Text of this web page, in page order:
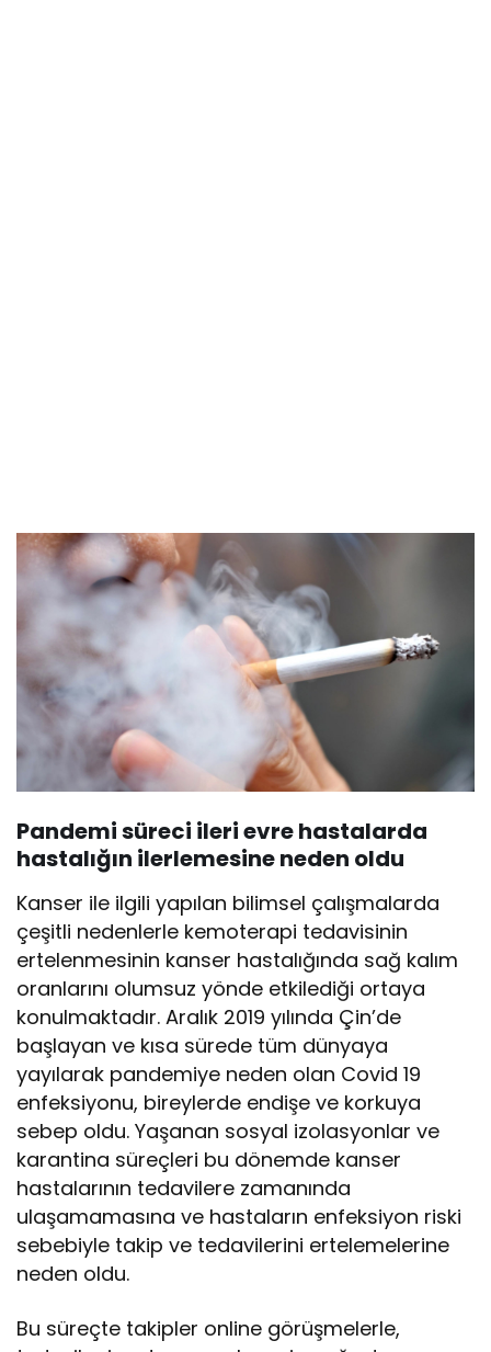
Pandemi süreci ileri evre hastalarda
hastalığın ilerlemesine neden oldu
Kanser ile ilgili yapılan bilimsel çalışmalarda
çeşitli nedenlerle kemoterapi tedavisinin
ertelenmesinin kanser hastalığında sağ kalım
oranlarını olumsuz yönde etkilediği ortaya
konulmaktadır. Aralık 2019 yılında Çin’de
başlayan ve kısa sürede tüm dünyaya
yayılarak pandemiye neden olan Covid 19
enfeksiyonu, bireylerde endişe ve korkuya
sebep oldu. Yaşanan sosyal izolasyonlar ve
karantina süreçleri bu dönemde kanser
hastalarının tedavilere zamanında
ulaşamamasına ve hastaların enfeksiyon riski
sebebiyle takip ve tedavilerini ertelemelerine
neden oldu.
Bu süreçte takipler online görüşmelerle,